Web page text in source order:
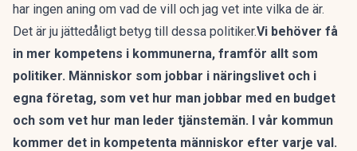
har ingen aning om vad de vill och jag vet inte vilka de är.
Det är ju jättedåligt betyg till dessa politiker.Vi behöver få
in mer kompetens i kommunerna, framför allt som
politiker. Människor som jobbar i näringslivet och i
egna företag, som vet hur man jobbar med en budget
och som vet hur man leder tjänstemän. I vår kommun
kommer det in kompetenta människor efter varje val.